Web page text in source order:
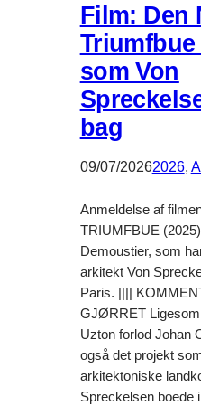
Film: Den
som Von
bag
09/07/20262026,
Anmeldelse af
TRIUMFBUE
Demoustier, som
arkitekt Von
Paris. ||||
GJØRRET
Uzton forlod Johan
også det projekt
arkitektoniske
Spreckelsen boede